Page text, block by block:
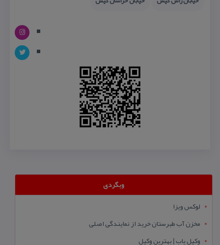
وبگردی
لوکس ویزا
مخزن آب طبرستان خرید از نمایندگی اصلی
وکیل یاب | بهترین وکیل